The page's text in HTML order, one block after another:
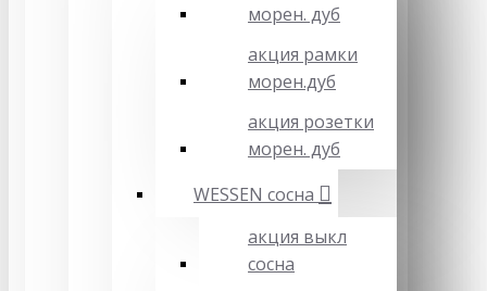
морен. дуб
акция рамки
морен.дуб
акция розетки
морен. дуб
WESSEN сосна
акция выкл
сосна